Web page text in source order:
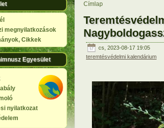
megnyilatkozások
Cikkek
Egyesület
nyilatkozat
Címlap
cs, 2023-08-17 19:05
teremtésvédelmi kalendárium